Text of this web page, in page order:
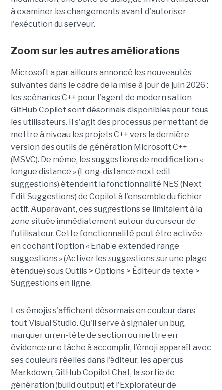
à examiner les changements avant d'autoriser
l'exécution du serveur.
Zoom sur les autres améliorations
Microsoft a par ailleurs annoncé les nouveautés
suivantes dans le cadre de la mise à jour de juin 2026 :
les scénarios C++ pour l'agent de modernisation
GitHub Copilot sont désormais disponibles pour tous
les utilisateurs. Il s'agit des processus permettant de
mettre à niveau les projets C++ vers la dernière
version des outils de génération Microsoft C++
(MSVC). De même, les suggestions de modification «
longue distance » (Long-distance next edit
suggestions) étendent la fonctionnalité NES (Next
Edit Suggestions) de Copilot à l'ensemble du fichier
actif. Auparavant, ces suggestions se limitaient à la
zone située immédiatement autour du curseur de
l'utilisateur. Cette fonctionnalité peut être activée
en cochant l'option « Enable extended range
suggestions » (Activer les suggestions sur une plage
étendue) sous Outils > Options > Éditeur de texte >
Suggestions en ligne.
Les émojis s'affichent désormais en couleur dans
tout Visual Studio. Qu'il serve à signaler un bug,
marquer un en-tête de section ou mettre en
évidence une tâche à accomplir, l'émoji apparaît avec
ses couleurs réelles dans l'éditeur, les aperçus
Markdown, GitHub Copilot Chat, la sortie de
génération (build output) et l'Explorateur de